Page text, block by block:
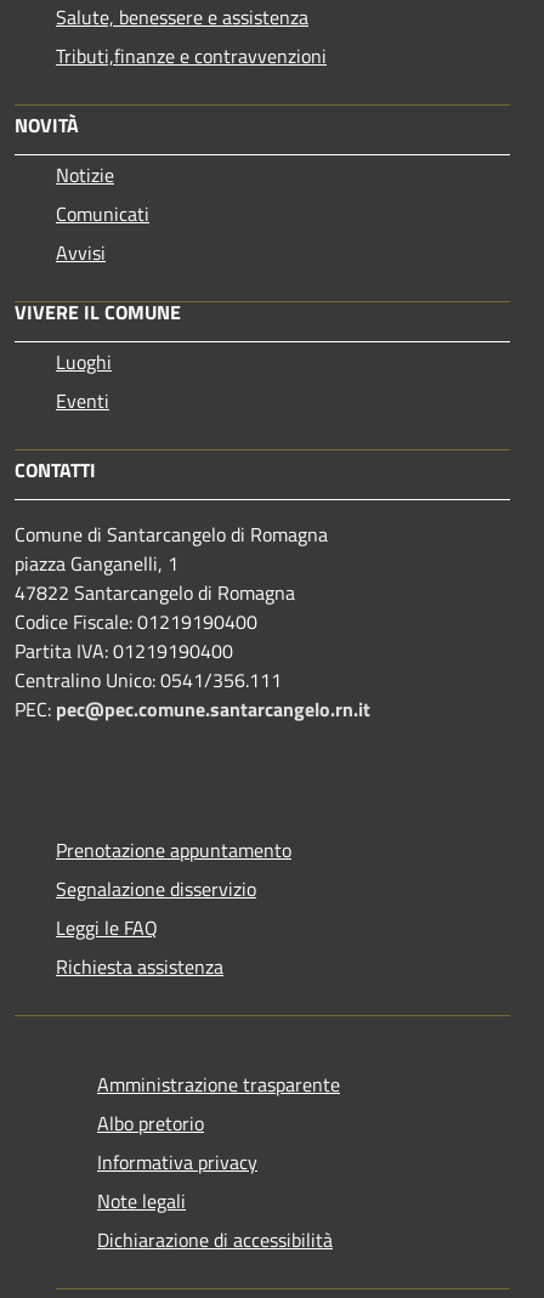
Salute, benessere e assistenza
Tributi,finanze e contravvenzioni
NOVITÀ
Notizie
Comunicati
Avvisi
VIVERE IL COMUNE
Luoghi
Eventi
CONTATTI
Comune di Santarcangelo di Romagna
piazza Ganganelli, 1
47822 Santarcangelo di Romagna
Codice Fiscale: 01219190400
Partita IVA: 01219190400
Centralino Unico: 0541/356.111
PEC: pec@pec.comune.santarcangelo.rn.it
Prenotazione appuntamento
Segnalazione disservizio
Leggi le FAQ
Richiesta assistenza
Amministrazione trasparente
Albo pretorio
Informativa privacy
Note legali
Dichiarazione di accessibilità